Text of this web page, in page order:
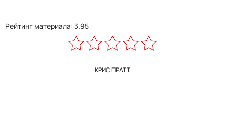
Рейтинг материала: 3.95
КРИС ПРАТТ